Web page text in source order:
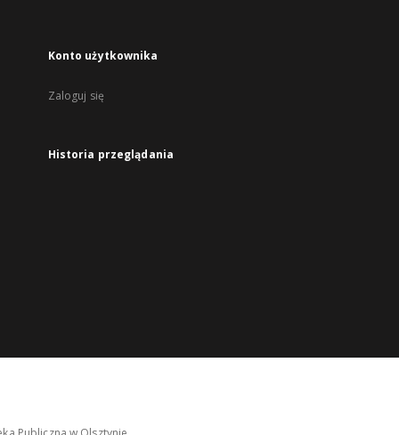
Konto użytkownika
Zaloguj się
Historia przeglądania